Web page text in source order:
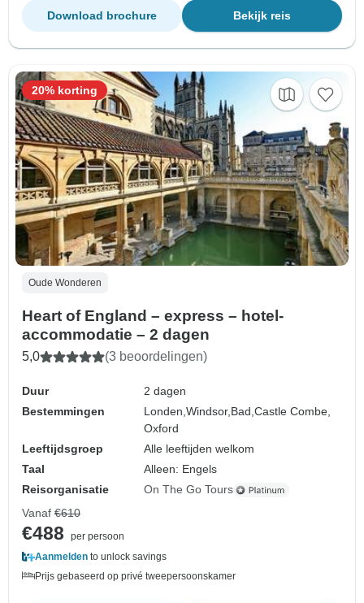
Bekijk reis
Download brochure
Oude Wonderen
Heart of England – express – hotel-
accommodatie – 2 dagen
5,0 (3 beoordelingen)
Duur
2 dagen
Bestemmingen
Londen,Windsor,Bad,Castle Combe,
Oxford
Leeftijdsgroep
Alle leeftijden welkom
Taal
Alleen: Engels
Reisorganisatie
On The Go Tours
20% korting
Vanaf €610
€488
per persoon
Aanmelden to unlock savings
Prijs gebaseerd op privé tweepersoonskamer